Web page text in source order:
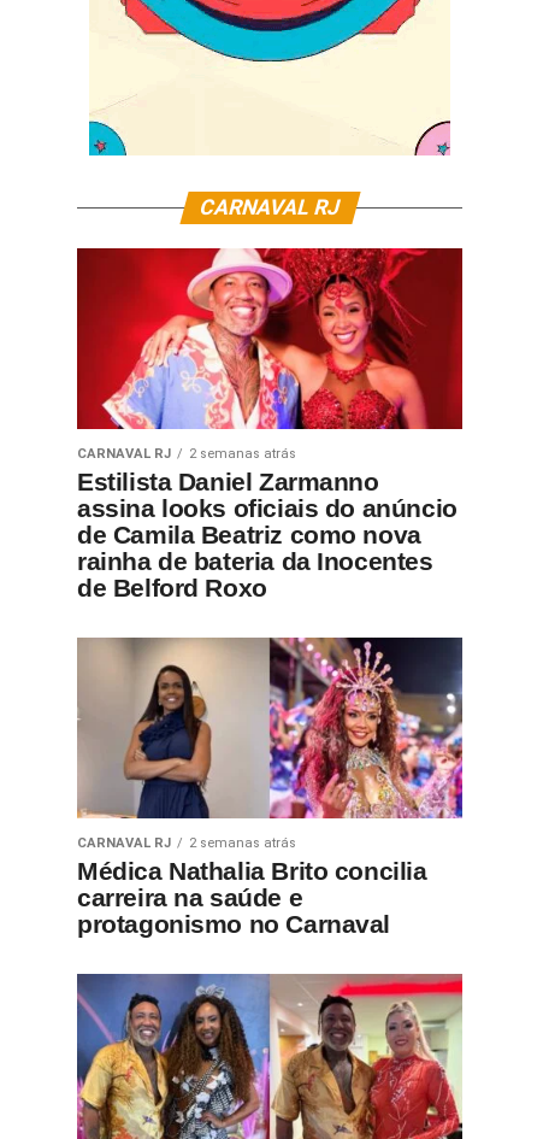
CARNAVAL RJ
CARNAVAL RJ 2 semanas atrás
Estilista Daniel Zarmanno
assina looks oficiais do anúncio
de Camila Beatriz como nova
rainha de bateria da Inocentes
de Belford Roxo
CARNAVAL RJ 2 semanas atrás
Médica Nathalia Brito concilia
carreira na saúde e
protagonismo no Carnaval